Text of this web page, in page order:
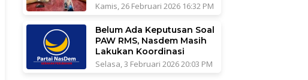
Kamis, 26 Februari 2026 16:32 PM
Belum Ada Keputusan Soal
PAW RMS, Nasdem Masih
Lakukan Koordinasi
Selasa, 3 Februari 2026 20:03 PM